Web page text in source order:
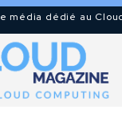
média dédié au